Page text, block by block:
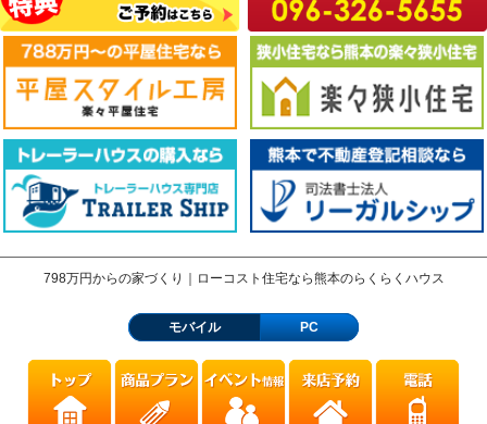
798万円からの家づくり｜ローコスト住宅なら熊本のらくらくハウス
モバイル PC